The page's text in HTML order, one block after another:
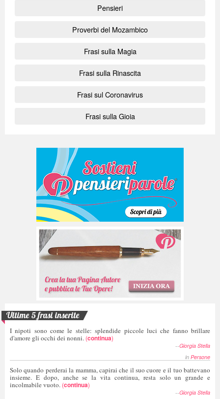
Pensieri
Proverbi del Mozambico
Frasi sulla Magia
Frasi sulla Rinascita
Frasi sul Coronavirus
Frasi sulla Gioia
Ultime 5 frasi inserite
I nipoti sono come le stelle: splendide piccole luci che fanno brillare
d'amore gli occhi dei nonni. (continua)
--Giorgia Stella
in Persone
Solo quando perderai la mamma, capirai che il suo cuore e il tuo battevano
insieme. E dopo, anche se la vita continua, resta solo un grande e
incolmabile vuoto. (continua)
--Giorgia Stella